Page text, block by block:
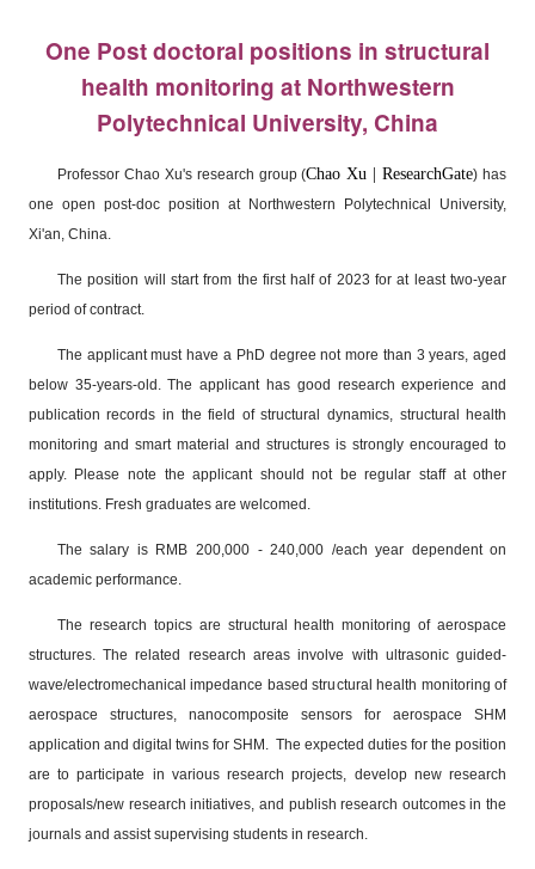
One Post doctoral positions in structural
health monitoring at Northwestern
Polytechnical University, China
Professor Chao Xu's research group (Chao Xu | ResearchGate) has
one open post-doc position at Northwestern Polytechnical University,
Xi'an, China.
The position will start from the first half of 2023 for at least two-year
period of contract.
The applicant must have a PhD degree not more than 3 years, aged
below 35-years-old. The applicant has good research experience and
publication records in the field of structural dynamics, structural health
monitoring and smart material and structures is strongly encouraged to
apply. Please note the applicant should not be regular staff at other
institutions. Fresh graduates are welcomed.
The salary is RMB 200,000 - 240,000 /each year dependent on
academic performance.
The research topics are structural health monitoring of aerospace
structures. The related research areas involve with ultrasonic guided-
wave/electromechanical impedance based structural health monitoring of
aerospace structures, nanocomposite sensors for aerospace SHM
application and digital twins for SHM. The expected duties for the position
are to participate in various research projects, develop new research
proposals/new research initiatives, and publish research outcomes in the
journals and assist supervising students in research.